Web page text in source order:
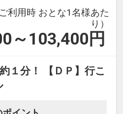
【食事条件】
をお確か
お進みください。
4月1日～2026年9月
ス番号：DP-1-
利用時 おとな1名様あた
り）
～103,400 円
１分！ 【ＤＰ】行こ